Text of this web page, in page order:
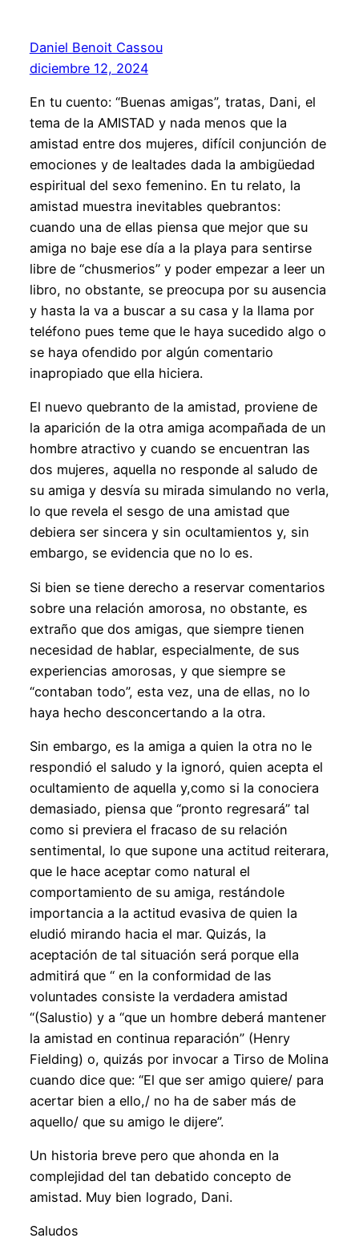
Daniel Benoit Cassou
diciembre 12, 2024
En tu cuento: “Buenas amigas”, tratas, Dani, el
tema de la AMISTAD y nada menos que la
amistad entre dos mujeres, difícil conjunción de
emociones y de lealtades dada la ambigüedad
espiritual del sexo femenino. En tu relato, la
amistad muestra inevitables quebrantos:
cuando una de ellas piensa que mejor que su
amiga no baje ese día a la playa para sentirse
libre de “chusmerios” y poder empezar a leer un
libro, no obstante, se preocupa por su ausencia
y hasta la va a buscar a su casa y la llama por
teléfono pues teme que le haya sucedido algo o
se haya ofendido por algún comentario
inapropiado que ella hiciera.
El nuevo quebranto de la amistad, proviene de
la aparición de la otra amiga acompañada de un
hombre atractivo y cuando se encuentran las
dos mujeres, aquella no responde al saludo de
su amiga y desvía su mirada simulando no verla,
lo que revela el sesgo de una amistad que
debiera ser sincera y sin ocultamientos y, sin
embargo, se evidencia que no lo es.
Si bien se tiene derecho a reservar comentarios
sobre una relación amorosa, no obstante, es
extraño que dos amigas, que siempre tienen
necesidad de hablar, especialmente, de sus
experiencias amorosas, y que siempre se
“contaban todo”, esta vez, una de ellas, no lo
haya hecho desconcertando a la otra.
Sin embargo, es la amiga a quien la otra no le
respondió el saludo y la ignoró, quien acepta el
ocultamiento de aquella y,como si la conociera
demasiado, piensa que “pronto regresará” tal
como si previera el fracaso de su relación
sentimental, lo que supone una actitud reiterara,
que le hace aceptar como natural el
comportamiento de su amiga, restándole
importancia a la actitud evasiva de quien la
eludió mirando hacia el mar. Quizás, la
aceptación de tal situación será porque ella
admitirá que “ en la conformidad de las
voluntades consiste la verdadera amistad
“(Salustio) y a “que un hombre deberá mantener
la amistad en continua reparación” (Henry
Fielding) o, quizás por invocar a Tirso de Molina
cuando dice que: “El que ser amigo quiere/ para
acertar bien a ello,/ no ha de saber más de
aquello/ que su amigo le dijere”.
Un historia breve pero que ahonda en la
complejidad del tan debatido concepto de
amistad. Muy bien logrado, Dani.
Saludos